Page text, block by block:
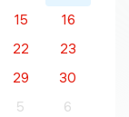
15
16
22
23
29
30
5 6